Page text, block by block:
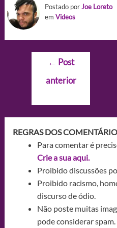
Postado porJoe Loreto
em Videos
Navegação
Post
← Post
anterior
REGRAS DOS
Para comentar é
Crie a sua aqui.
Proibido discussões
Proibido racismo,
discurso de ódio.
Não poste muitas
pode considerar spam.